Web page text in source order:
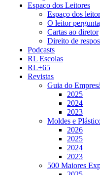
Espaço dos Leitores
Espaço dos
O leitor
Cartas ao diretor
Direito de
Podcasts
RL Escolas
RL+65
Revistas
Guia do
2025
2024
2023
Moldes e
2026
2025
2024
2023
500 Maiores